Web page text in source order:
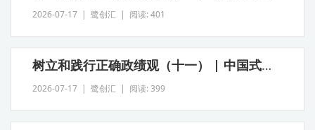
2026-07-17 | 鹭创汇 | 阅读: 401
树立和践行正确政绩观（十一） | 中国式现代化，民生为大
2026-07-17 | 鹭创汇 | 阅读: 399